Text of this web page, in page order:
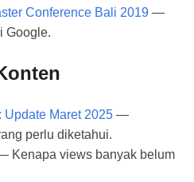
Conference Bali 2019 —
Google.
Update Maret 2025 —
perlu diketahui.
Kenapa views banyak belum